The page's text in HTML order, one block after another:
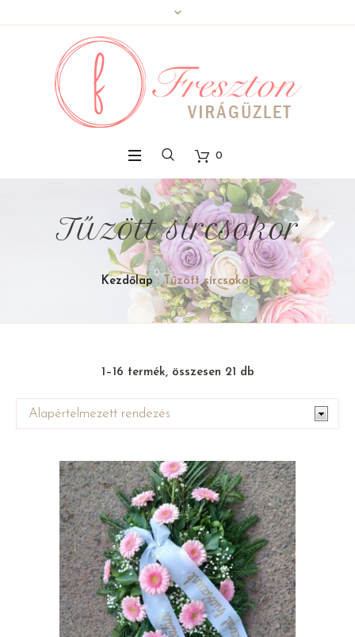
0
Tűzött sírcsokor
Kezdőlap : Tűzött sírcsokor
1–16 termék, összesen 21 db